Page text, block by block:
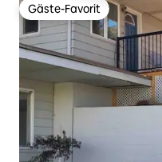
Gäste-Favorit
Gäste-Favorit